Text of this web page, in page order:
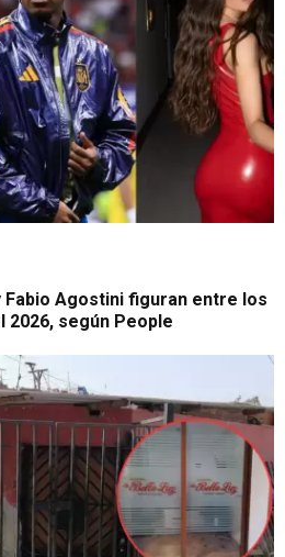
Fabio Agostini figuran entre los
según People